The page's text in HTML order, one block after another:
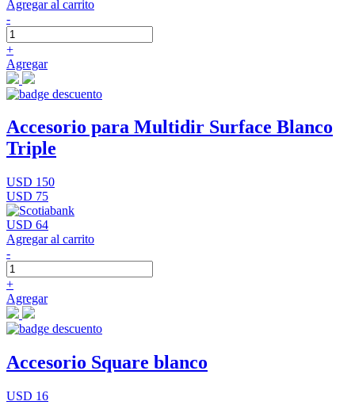
Agregar al carrito
-
+
Agregar
Accesorio para Multidir Surface Blanco
Triple
USD 150
USD 75
USD 64
Agregar al carrito
-
+
Agregar
Accesorio Square blanco
USD 16